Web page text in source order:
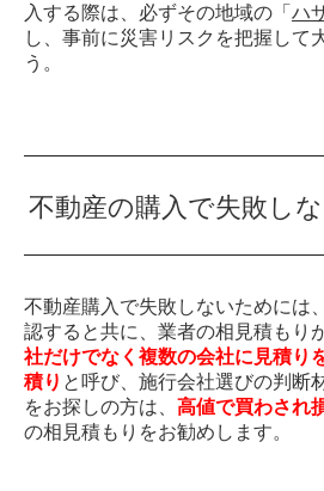
入する際は、必ずその地域の「 ハ
し、事前に災害リスクを把握して
う。
不動産の購入で失敗し
不動産購入で失敗しないためには
認すると共に、業者の相見積もり
社だけでなく複数の会社に見積り
積り と呼び、施行会社選びの判断
をお探しの方は、 高値で買わされ
の相見積もりをお勧めします。